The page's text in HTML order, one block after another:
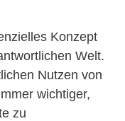
Konzept
Welt.
Nutzen von
wichtiger,
zu